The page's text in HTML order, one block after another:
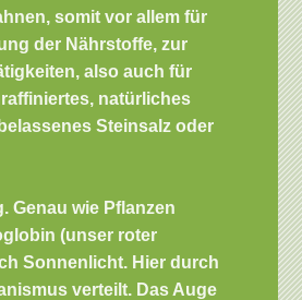
somit vor allem für
der Nährstoffe, zur
also auch für
natürliches
Steinsalz oder
. Genau wie Pflanzen
(unser roter
Sonnenlicht. Hier durch
verteilt. Das Auge